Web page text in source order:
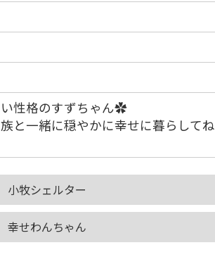
性格のすずちゃん✿
と一緒に穏やかに幸せに暮らしてね
小牧シェルター
幸せわんちゃん